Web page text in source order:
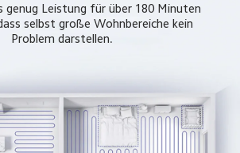
genug Leistung für über 180 Minuten
selbst große Wohnbereiche kein
Problem darstellen.